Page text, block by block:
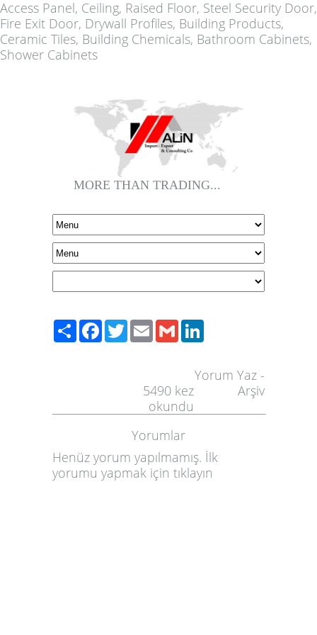
Access Panel, Ceiling, Raised Floor, Steel Security Door,
Fire Exit Door, Drywall Profiles, Building Products,
Ceramic Tiles, Building Chemicals, Bathroom Cabinets,
Shower Cabinets
MORE THAN TRADING...
PaylaşFacebook
TwitterEmailGmail
Yorum Yaz -
Arşiv
5490 kez
okundu
Yorumlar
Henüz yorum yapılmamış. İlk
yorumu yapmak için tıklayın